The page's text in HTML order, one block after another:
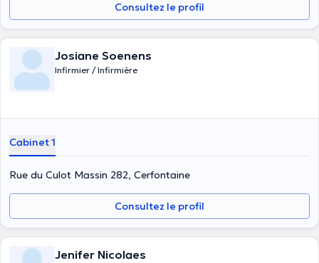
Consultez le profil
Josiane Soenens
Infirmier / Infirmière
Cabinet 1
Rue du Culot Massin 282, Cerfontaine
Consultez le profil
Jenifer Nicolaes